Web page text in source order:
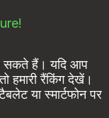
सकते हैं। यदि आप
हमारी रैंकिंग देखें।
या स्मार्टफोन पर